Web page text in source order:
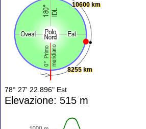
8255 km
10600 km
78° 27' 22.896" Est
Elevazione: 515 m